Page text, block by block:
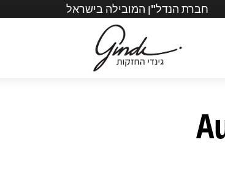
חברת הנדל"ן המובילה בישראל